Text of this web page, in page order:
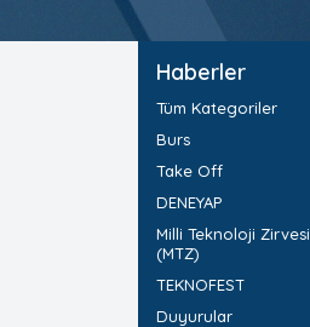
Haberler
Tüm Kategoriler
Burs
Take Off
DENEYAP
Milli Teknoloji Zirvesi
(MTZ)
TEKNOFEST
Duyurular